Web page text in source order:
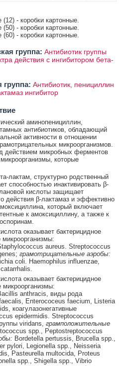
- коробки картонные.
- коробки картонные.
- коробки картонные.
группа: Антибиотик группы
действия с ингибитором бета-
группа: Антибиотик, пенициллин
ингибитор
аминопенициллин,
антибиотиков, обладающий
активности в отношении
микроорганизмов.
действием микробных ферментов
которые
лактам, структурно родственный
способностью инактивировать β-
кислоты защищает
действия β-лактамаз и эффективно
который включает
к амоксициллину, а также к
оказывает бактерицидное
aureus. Streptococcus
грамотрицательные аэробы:
coli. Haemophilus influenzae,
оказывает бактерицидное
anthracis, виды рода
Enterococeus faecium, Listeria
коагулазонегативные
epidermidis. Streptococcus
viridans, грамположительные
spp., Peptostreptococcus
Bordetella pertussis, Brucella spp.,
pylori, Legionella spp., Neisseria
Pasteurella multocida, Proteus
spp., Shigella spp., Vibrio